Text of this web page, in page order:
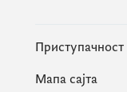
Приступачност
Мапа сајта